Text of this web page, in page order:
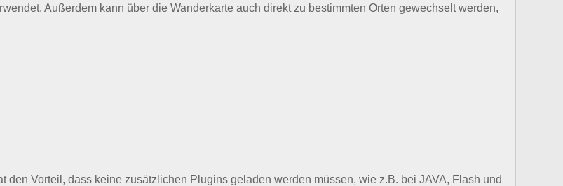
Außerdem kann über die Wanderkarte auch direkt zu bestimmten Orten gewechselt werden,
den Vorteil, dass keine zusätzlichen Plugins geladen werden müssen, wie z.B. bei JAVA, Flash und